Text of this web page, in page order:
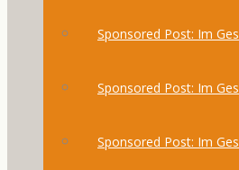
Sponsored Post: Im
Sponsored Post: Im
Sponsored Post: Im